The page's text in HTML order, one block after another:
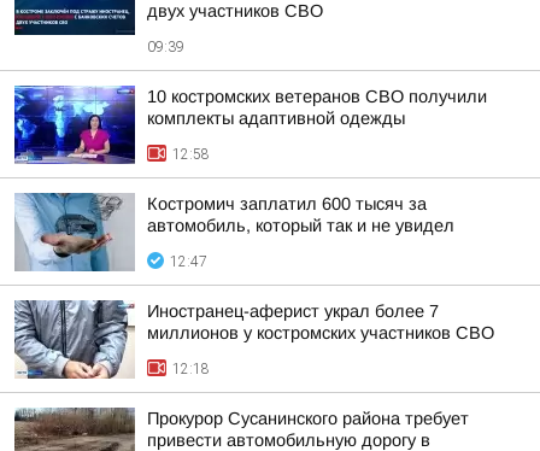
двух участников СВО
09:39
10 костромских ветеранов СВО получили
комплекты адаптивной одежды
12:58
Костромич заплатил 600 тысяч за
автомобиль, который так и не увидел
12:47
Иностранец-аферист украл более 7
миллионов у костромских участников СВО
12:18
Прокурор Сусанинского района требует
привести автомобильную дорогу в